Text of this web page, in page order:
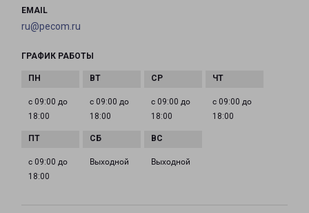
EMAIL
ru@pecom.ru
ГРАФИК РАБОТЫ
с 09:00 до
18:00
с 09:00 до
18:00
с 09:00 до
18:00
с 09:00 до
18:00
с 09:00 до
18:00
Выходной Выходной